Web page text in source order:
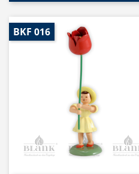
BKF 016